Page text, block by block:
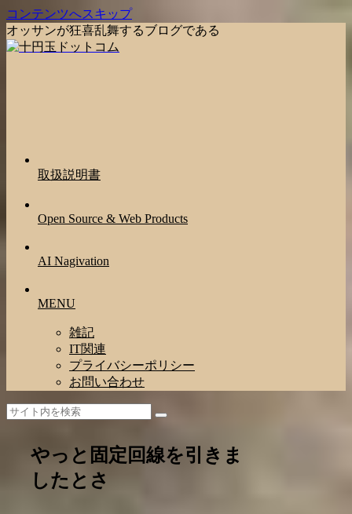
コンテンツへスキップ
オッサンが狂喜乱舞するブログである
取扱説明書
Open Source & Web Products
AI Nagivation
MENU
雑記
IT関連
プライバシーポリシー
お問い合わせ
やっと固定回線を引きま
したとさ